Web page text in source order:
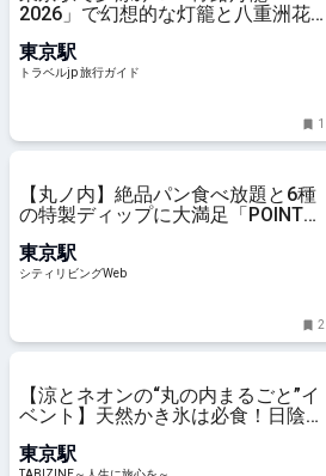
2026」で幻想的な灯籠と八重洲花
旅行ガイド
東京駅
トラベルjp 旅行ガイド
1
【丸ノ内】絶品パン食べ放題と6種
の特製ディップに大満足「POINT
東京駅
シティリビングWeb
2
【涼とネオンの“丸の内まるごと”イ
ベント】天然かき氷は必食！日陰エ
ンタルも「MARUNOUCHI SUMMER
東京駅